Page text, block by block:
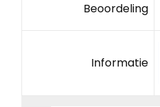
Beoordeling
Informatie